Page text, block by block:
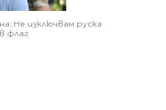
Не изключвам руска
флаг